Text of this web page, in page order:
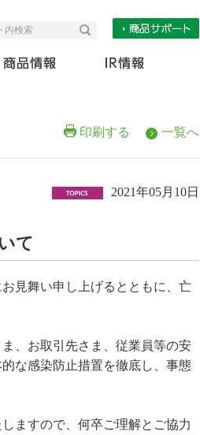
内検索 検索
印刷する 一覧へ
2021年05月10日
て
見舞い申し上げるとともに、亡
、お取引先さま、従業員等の安
な感染防止措置を徹底し、事態
ますので、何卒ご理解とご協力